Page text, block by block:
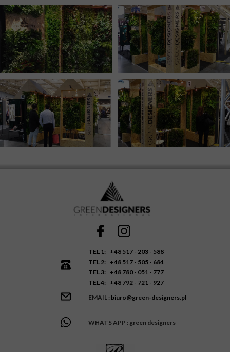
WHATS APP : green designers
EMAIL : biuro@green-designers.pl
TEL 1: +48 517 - 203 - 588
TEL 2: +48 517 - 505 - 684
TEL 3: +48 780 - 051 - 777
TEL 4: +48 792 - 721 - 927